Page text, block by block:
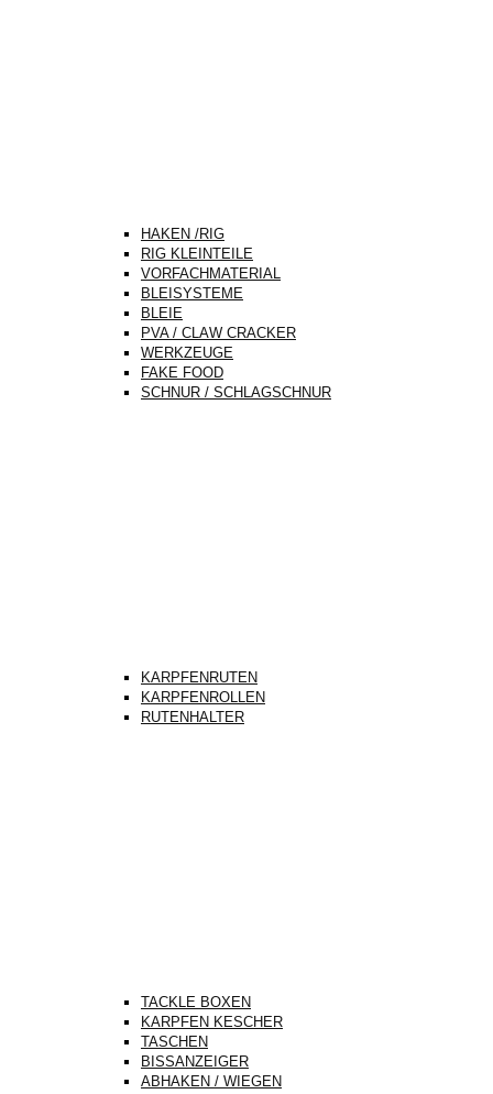
HAKEN /RIG
RIG KLEINTEILE
VORFACHMATERIAL
BLEISYSTEME
BLEIE
PVA / CLAW CRACKER
WERKZEUGE
FAKE FOOD
SCHNUR / SCHLAGSCHNUR
KARPFENRUTEN
KARPFENROLLEN
RUTENHALTER
TACKLE BOXEN
KARPFEN KESCHER
TASCHEN
BISSANZEIGER
ABHAKEN / WIEGEN